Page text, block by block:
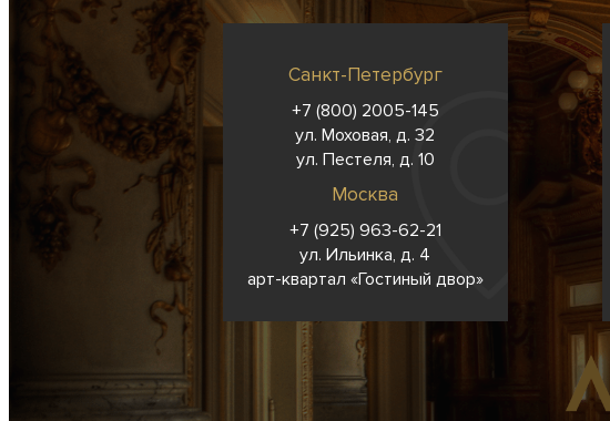
Санкт-Петербург
+7 (800) 2005-145
ул. Моховая, д. 32
ул. Пестеля, д. 10
Москва
+7 (925) 963-62-21
ул. Ильинка, д. 4
арт-квартал «Гостиный двор»